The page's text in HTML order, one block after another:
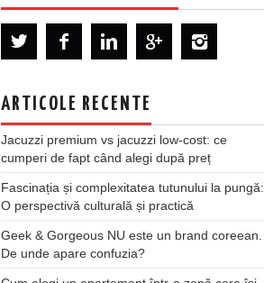
ARTICOLE RECENTE
Jacuzzi premium vs jacuzzi low-cost: ce
cumperi de fapt când alegi după preț
Fascinația și complexitatea tutunului la pungă:
O perspectivă culturală și practică
Geek & Gorgeous NU este un brand coreean.
De unde apare confuzia?